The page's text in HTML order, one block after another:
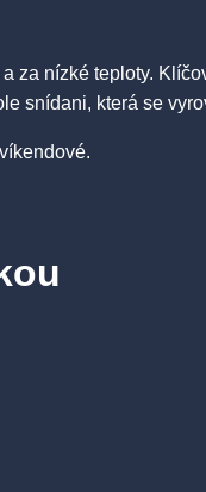
nízké teploty.
snídani, která se